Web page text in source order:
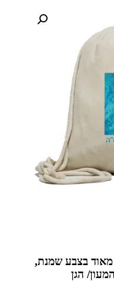
מאוד בצבע שמנת,
הגן